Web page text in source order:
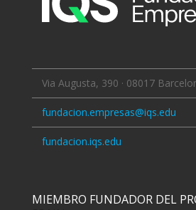
Via Augusta, 390 · 08017
fundacion.empresas@iqs.edu
fundacion.iqs.edu
MIEMBRO FUNDADOR DEL